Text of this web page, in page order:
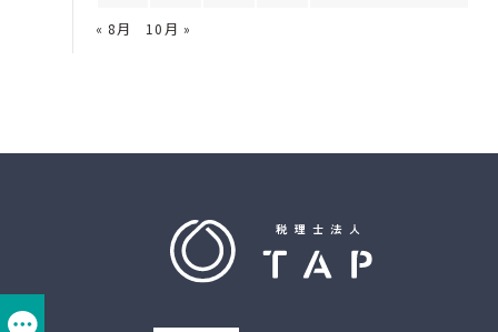
« 8月
10月 »